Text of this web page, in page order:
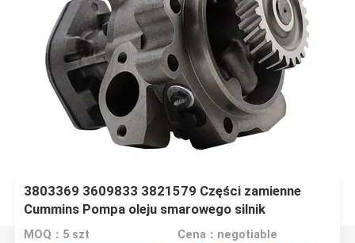
3803369 3609833 3821579 Części zamienne
Cummins Pompa oleju smarowego silnik
MOQ：5 szt Cena：negotiable